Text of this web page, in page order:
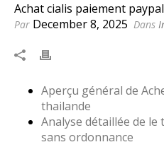
Achat cialis paiement paypal
Par December 8, 2025 Dans
Aperçu général de
thailande
Analyse détaillée de
sans ordonnance